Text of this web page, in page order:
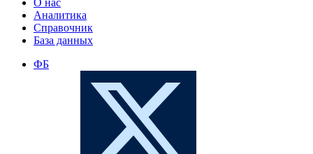
О нас
Аналитика
Справочник
База данных
ФБ